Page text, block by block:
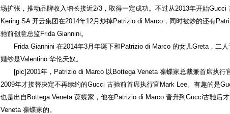
场扩张，推动品牌收入增长接近2/3，取得一定成功。不过从2013年开始
Kering SA 开云集团在2014年12月炒掉Patrizio di Marco，同时被炒的还有
驰前创意总监Frida Giannini。
Frida Giannini 在2014年3月年诞下和Patrizio di Marco 的女儿Greta，二人
婚纱是Valentino 华伦天奴。
[pic]2001年，Patrizio di Marco 以Bottega Veneta 葆蝶家总裁兼首席执行
2009年才接替决定不再续约的Gucci 古驰前首席执行官Mark Lee。有趣的是
也是出自Bottega Veneta 葆蝶家，他在Patrizio di Marco 晋升到Gucci古驰后
Veneta 葆蝶家的。